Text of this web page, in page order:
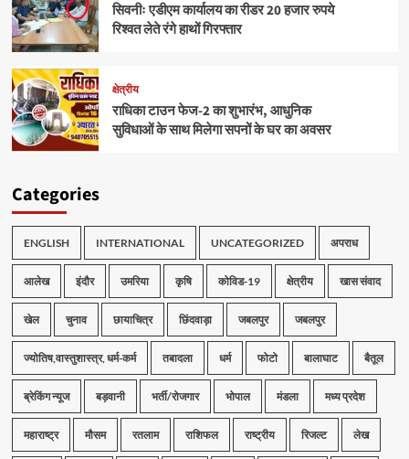
सिवनीः एडीएम कार्यालय का रीडर 20 हजार रुपये
रिश्वत लेते रंगे हाथों गिरफ्तार
क्षेत्रीय
राधिका टाउन फेज-2 का शुभारंभ, आधुनिक
सुविधाओं के साथ मिलेगा सपनों के घर का अवसर
Categories
ENGLISH INTERNATIONAL UNCATEGORIZED अपराध
आलेख इंदौर उमरिया कृषि कोविड-19 क्षेत्रीय खास संवाद
खेल चुनाव छायाचित्र छिंदवाड़ा जबलपुर जबलपुर
ज्योतिष,वास्तुशास्त्र, धर्म-कर्म तबादला धर्म फोटो बालाघाट बैतूल
ब्रेकिंग न्यूज बड़वानी भर्ती/रोजगार भोपाल मंडला मध्य प्रदेश
महाराष्ट्र मौसम रतलाम राशिफल राष्ट्रीय रिजल्ट लेख